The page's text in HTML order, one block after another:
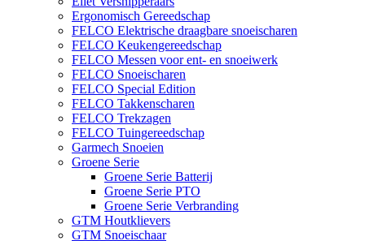
Ergonomisch Gereedschap
FELCO Elektrische draagbare snoeischaren
FELCO Keukengereedschap
FELCO Messen voor ent- en snoeiwerk
FELCO Snoeischaren
FELCO Special Edition
FELCO Takkenscharen
FELCO Trekzagen
FELCO Tuingereedschap
Garmech Snoeien
Groene Serie
Groene Serie Batterij
Groene Serie PTO
Groene Serie Verbranding
GTM Houtklievers
GTM Snoeischaar